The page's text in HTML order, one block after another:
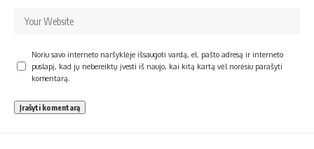
Noriu savo interneto naršyklėje išsaugoti vardą, el. pašto adresą ir interneto
puslapį, kad jų nebereiktų įvesti iš naujo, kai kitą kartą vėl norėsiu parašyti
komentarą.